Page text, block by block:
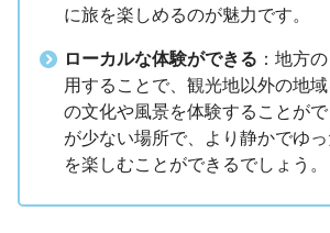
に旅を楽しめるのが魅力です。
ローカルな体験ができる ：地方
用することで、観光地以外の地
の文化や風景を体験することが
が少ない場所で、より静かでゆ
を楽しむことができるでしょう。